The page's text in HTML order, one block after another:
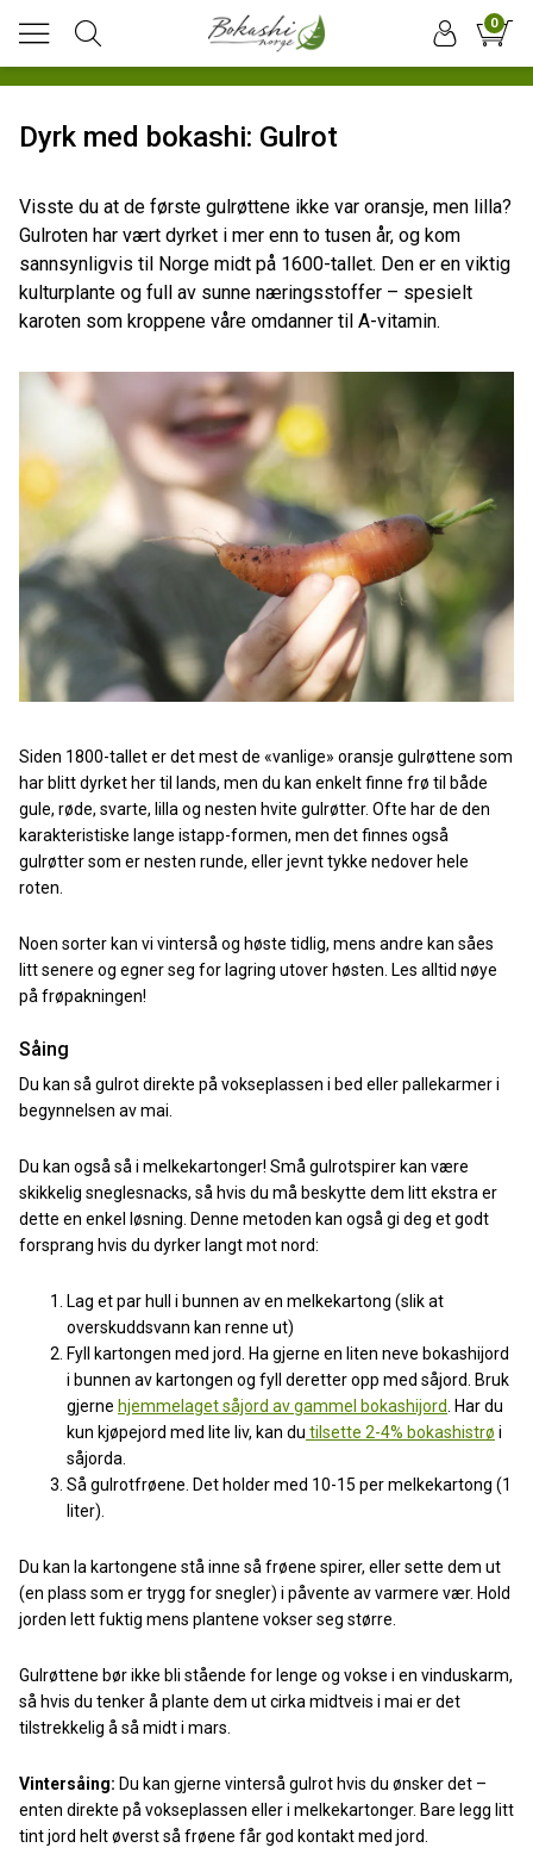
0
Dyrk med bokashi: Gulrot
Visste du at de første gulrøttene ikke var oransje, men lilla?
Gulroten har vært dyrket i mer enn to tusen år, og kom
sannsynligvis til Norge midt på 1600-tallet. Den er en viktig
kulturplante og full av sunne næringsstoffer – spesielt
karoten som kroppene våre omdanner til A-vitamin.
Siden 1800-tallet er det mest de «vanlige» oransje gulrøttene som
har blitt dyrket her til lands, men du kan enkelt finne frø til både
gule, røde, svarte, lilla og nesten hvite gulrøtter. Ofte har de den
karakteristiske lange istapp-formen, men det finnes også
gulrøtter som er nesten runde, eller jevnt tykke nedover hele
roten.
Noen sorter kan vi vinterså og høste tidlig, mens andre kan såes
litt senere og egner seg for lagring utover høsten. Les alltid nøye
på frøpakningen!
Såing
Du kan så gulrot direkte på vokseplassen i bed eller pallekarmer i
begynnelsen av mai.
Du kan også så i melkekartonger! Små gulrotspirer kan være
skikkelig sneglesnacks, så hvis du må beskytte dem litt ekstra er
dette en enkel løsning. Denne metoden kan også gi deg et godt
forsprang hvis du dyrker langt mot nord:
Lag et par hull i bunnen av en melkekartong (slik at
overskuddsvann kan renne ut)
Fyll kartongen med jord. Ha gjerne en liten neve bokashijord
i bunnen av kartongen og fyll deretter opp med såjord. Bruk
gjerne hjemmelaget såjord av gammel bokashijord. Har du
kun kjøpejord med lite liv, kan du tilsette 2-4% bokashistrø i
såjorda.
Så gulrotfrøene. Det holder med 10-15 per melkekartong (1
liter).
Du kan la kartongene stå inne så frøene spirer, eller sette dem ut
(en plass som er trygg for snegler) i påvente av varmere vær. Hold
jorden lett fuktig mens plantene vokser seg større.
Gulrøttene bør ikke bli stående for lenge og vokse i en vinduskarm,
så hvis du tenker å plante dem ut cirka midtveis i mai er det
tilstrekkelig å så midt i mars.
Vintersåing: Du kan gjerne vinterså gulrot hvis du ønsker det –
enten direkte på vokseplassen eller i melkekartonger. Bare legg litt
tint jord helt øverst så frøene får god kontakt med jord.